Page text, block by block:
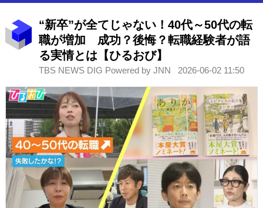
“新卒”が全てじゃない！40代～50代の転
職が増加 成功？後悔？転職経験者が語
る実情とは【ひるおび】
TBS NEWS DIG Powered by JNN 2026-06-02 11:50